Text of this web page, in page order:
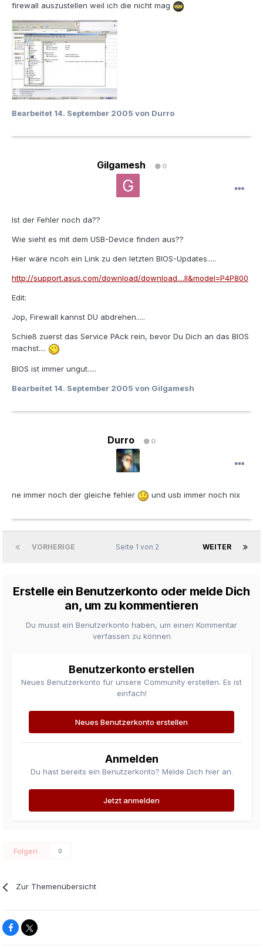
firewall auszustellen weil ich die nicht mag
Bearbeitet 14. September 2005 von Durro
Gilgamesh 0
Ist der Fehler noch da??
Wie sieht es mit dem USB-Device finden aus??
Hier wäre ncoh ein Link zu den letzten BIOS-Updates.....
http://support.asus.com/download/download....ll&model=P4P800
Edit:
Jop, Firewall kannst DU abdrehen.....
Schieß zuerst das Service PAck rein, bevor Du Dich an das BIOS
machst....
BIOS ist immer ungut.....
Bearbeitet 14. September 2005 von Gilgamesh
Durro 0
ne immer noch der gleiche fehler und usb immer noch nix
VORHERIGE WEITER
Seite 1 von 2
Erstelle ein Benutzerkonto oder melde Dich
an, um zu kommentieren
Du musst ein Benutzerkonto haben, um einen Kommentar
verfassen zu können
Benutzerkonto erstellen
Neues Benutzerkonto für unsere Community erstellen. Es ist
einfach!
Neues Benutzerkonto erstellen
Anmelden
Du hast bereits ein Benutzerkonto? Melde Dich hier an.
Jetzt anmelden
Folgen 0
Zur Themenübersicht